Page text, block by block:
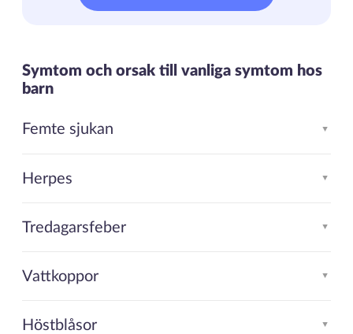
Symtom och orsak till vanliga symtom hos
barn
Femte sjukan ▲
Herpes ▲
Tredagarsfeber ▲
Vattkoppor ▲
Höstblåsor ▲